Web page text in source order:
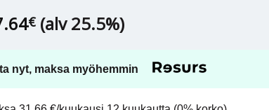
€ (alv 25.5%)
nyt, maksa myöhemmin